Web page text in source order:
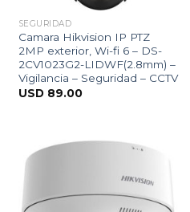
SEGURIDAD
Camara Hikvision IP PTZ
2MP exterior, Wi-fi 6 – DS-
2CV1023G2-LIDWF(2.8mm) –
Vigilancia – Seguridad – CCTV
USD 89.00